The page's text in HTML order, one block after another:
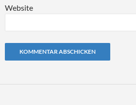
Website